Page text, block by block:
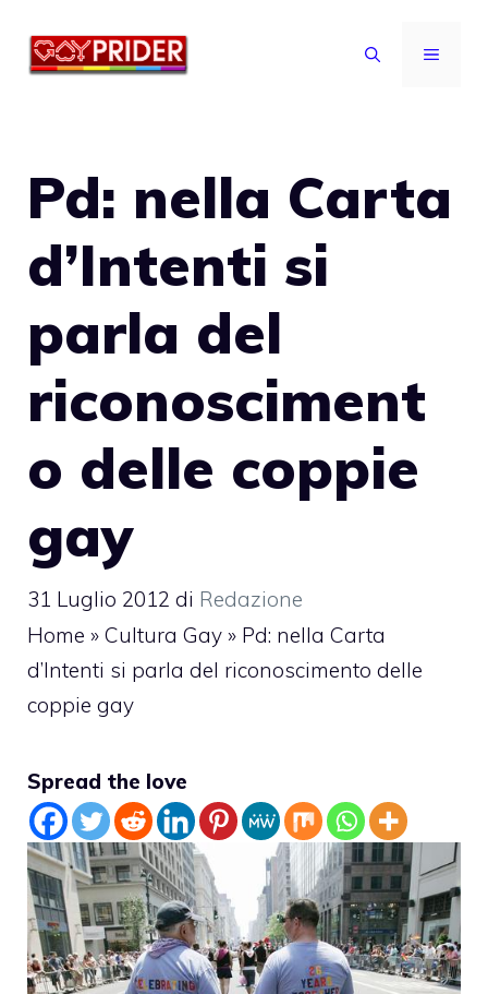
MENU
Pd: nella Carta
d’Intenti si
parla del
riconosciment
o delle coppie
gay
31 Luglio 2012 di Redazione
Home » Cultura Gay » Pd: nella Carta
d’Intenti si parla del riconoscimento delle
coppie gay
Spread the love